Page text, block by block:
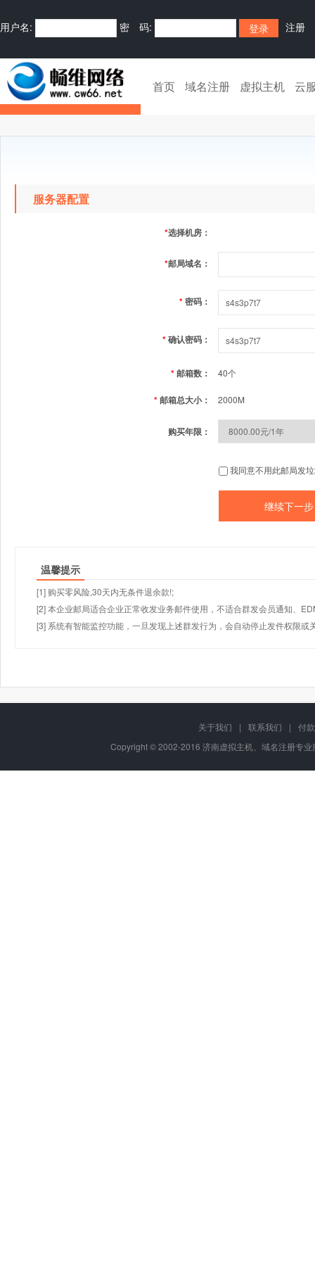
用户名: 密 码: 注册
首页 域名注册 虚拟主机 云
服务器配置
*选择机房：
*邮局域名：
*密码：
*确认密码：
*邮箱数： 40个
*邮箱总大小： 2000M
购买年限：
我同意不用此邮局发
温馨提示
[1] 购买零风险,30天内无条件退余款!;
[2] 本企业邮局适合企业正常收发业务邮件使用，不适合群发会员通知、
[3] 系统有智能监控功能，一旦发现上述群发行为，会自动停止发件权限或
关于我们 | 联系我们 |
付
Copyright © 2002-2016 济南虚拟主机、域名注册专